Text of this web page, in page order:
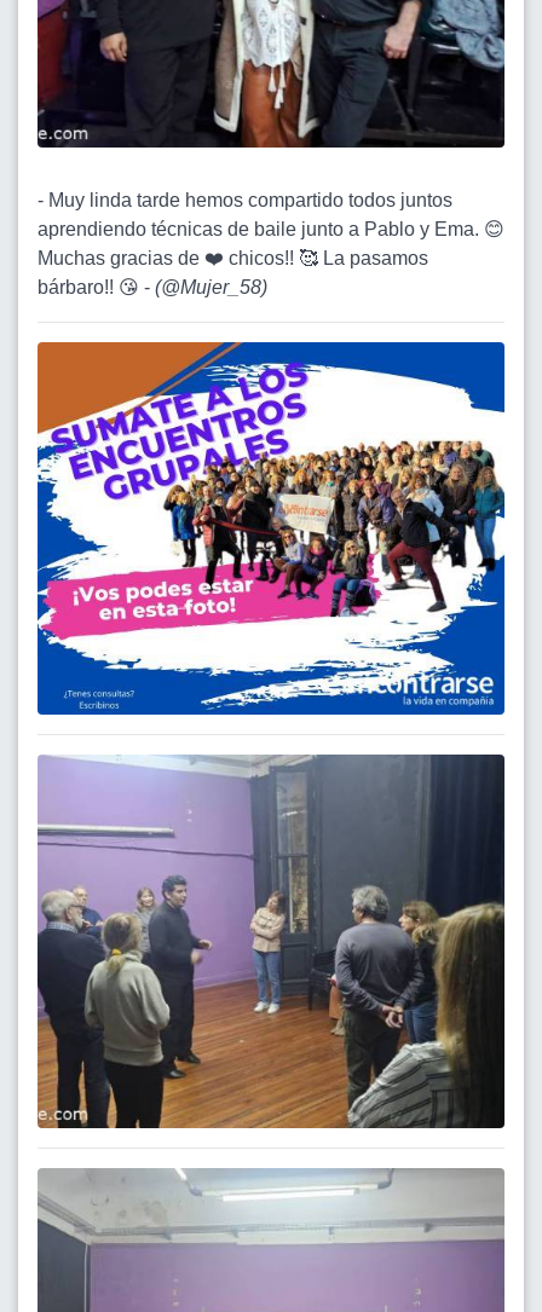
- Muy linda tarde hemos compartido todos juntos
aprendiendo técnicas de baile junto a Pablo y Ema. 😊
Muchas gracias de ❤️ chicos!! 🥰 La pasamos
bárbaro!! 😘 - (@Mujer_58)